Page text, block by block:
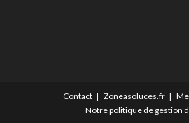
Contact Zoneasoluces.fr
Notre politique de gestion